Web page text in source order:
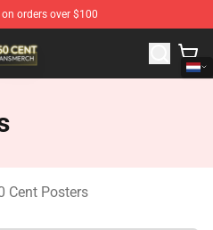
orders over $100
Cent Merchandise Store
Cent Posters